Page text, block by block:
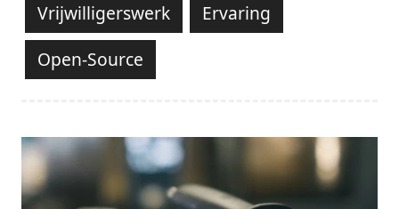
Vrijwilligerswerk
Ervaring
Open-Source